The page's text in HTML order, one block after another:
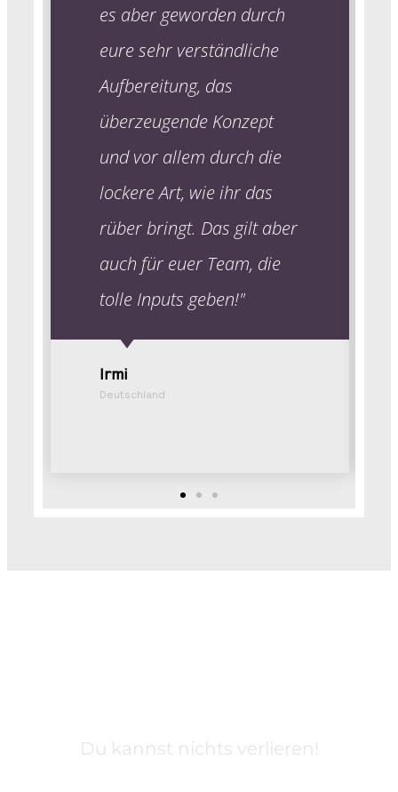
es aber geworden durch
eure sehr verständliche
Aufbereitung, das
überzeugende Konzept
und vor allem durch die
lockere Art, wie ihr das
rüber bringt. Das gilt aber
auch für euer Team, die
tolle Inputs geben!"
Irmi
Deutschland
Du kannst nichts verlieren!